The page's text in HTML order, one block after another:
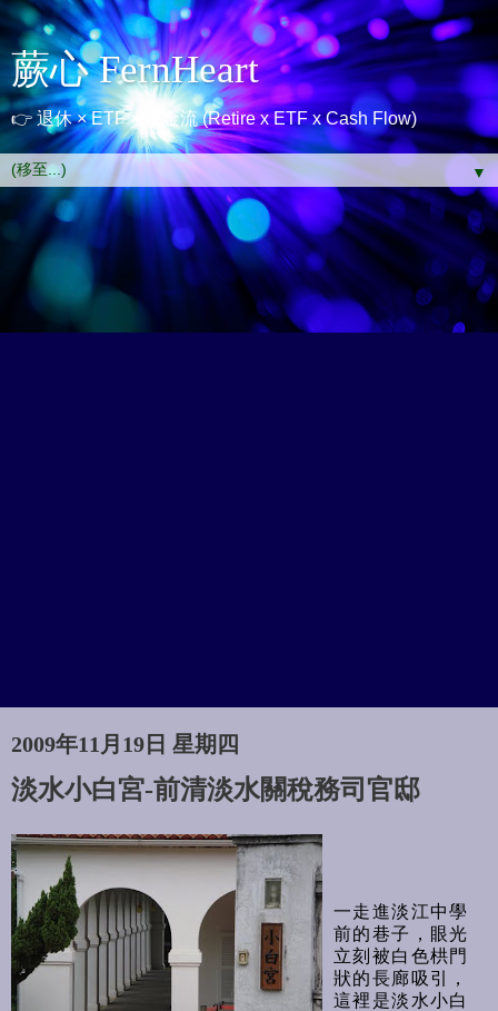
蕨心 FernHeart
👉 退休 × ETF × 現金流 (Retire x ETF x Cash Flow)
▼
2009年11月19日 星期四
淡水小白宮-前清淡水關稅務司官邸
一走進淡江中學
前的巷子，眼光
立刻被白色栱門
狀的長廊吸引，
這裡是淡水小白